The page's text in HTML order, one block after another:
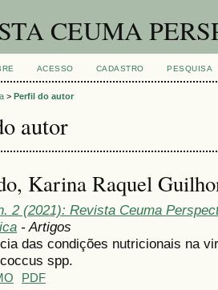
CEUMA
ACESSO CADASTRO PESQUISA
> Perfil do autor
autor
Karina Raquel
2 (2021): Revista Ceuma
- Artigos
das condições nutricionais na
spp.
PDF